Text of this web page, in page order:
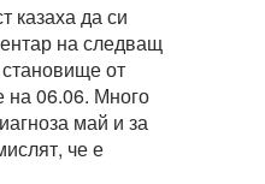
казаха да си
на следващ
от
на 06.06. Много
май и за
че е